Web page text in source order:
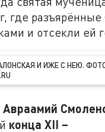
где
и отсекли ей
И ИЖЕ С НЕЮ.
концаXII –